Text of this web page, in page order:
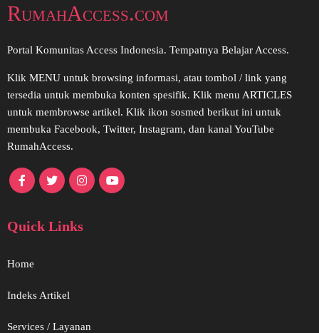
RumahAccess.com
Portal Komunitas Access Indonesia. Tempatnya Belajar Access.
Klik MENU untuk browsing informasi, atau tombol / link yang
tersedia untuk membuka konten spesifik. Klik menu ARTICLES
untuk membrowse artikel. Klik ikon sosmed berikut ini untuk
membuka Facebook, Twitter, Instagram, dan kanal YouTube
RumahAccess.
Quick Links
Home
Indeks Artikel
Services / Layanan